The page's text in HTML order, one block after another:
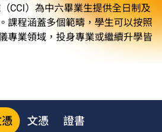
CCI）為中六畢業生提供全日制及
課程涵蓋多個範疇，學生可以按照
專業領域，投身專業或繼續升學皆
文憑 證書